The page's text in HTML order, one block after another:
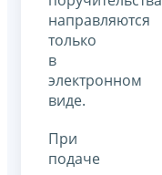
направляются
только
в
электронном
виде.
При
подаче